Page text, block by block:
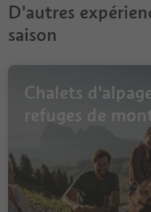
D'autres
saison
Chalets
refuges de